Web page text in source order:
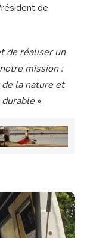
de
de réaliser un
mission :
la nature et
durable ».